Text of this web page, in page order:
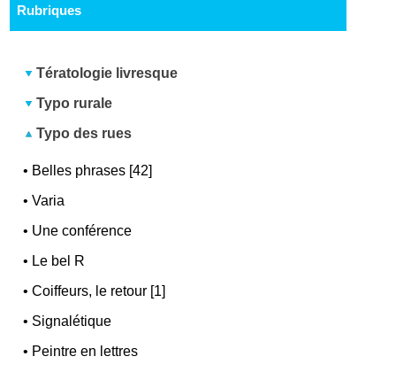
Rubriques
Tératologie livresque
Typo rurale
Typo des rues
• Belles phrases [42]
•Varia
• Une conférence
• Le bel R
•Coiffeurs, le retour [1]
• Signalétique
• Peintre en lettres